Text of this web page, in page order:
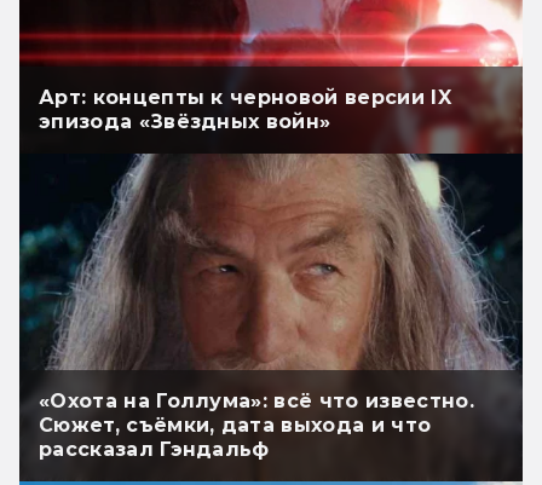
Арт: концепты к черновой версии IX
эпизода «Звёздных войн»
«Охота на Голлума»: всё что известно.
Сюжет, съёмки, дата выхода и что
рассказал Гэндальф